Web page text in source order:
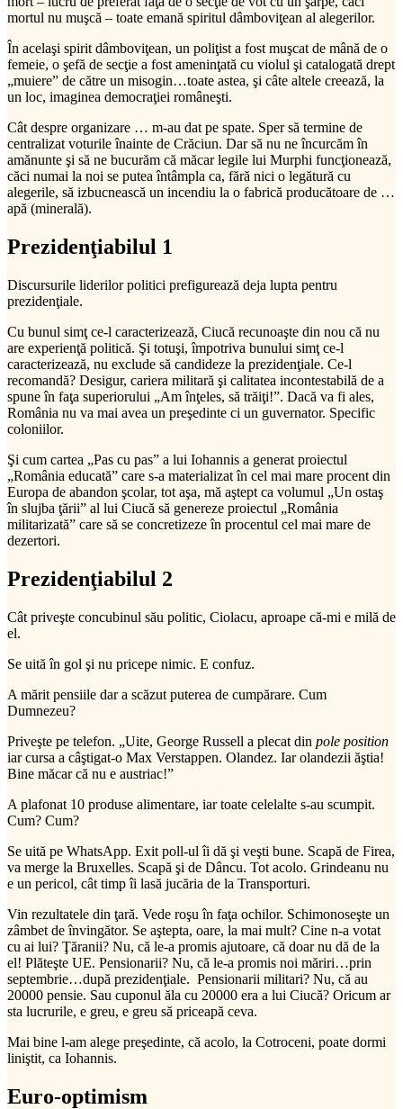
mortul nu muşcă – toate emană spiritul dâmboviţean al alegerilor.
În acelaşi spirit dâmboviţean, un poliţist a fost muşcat de mână de o
femeie, o şefă de secţie a fost ameninţată cu violul şi catalogată drept
„muiere” de către un misogin…toate astea, şi câte altele creează, la
un loc, imaginea democraţiei româneşti.
Cât despre organizare … m-au dat pe spate. Sper să termine de
centralizat voturile înainte de Crăciun. Dar să nu ne încurcăm în
amănunte şi să ne bucurăm că măcar legile lui Murphi funcţionează,
căci numai la noi se putea întâmpla ca, fără nici o legătură cu
alegerile, să izbucnească un incendiu la o fabrică producătoare de …
apă (minerală).
Prezidenţiabilul 1
Discursurile liderilor politici prefigurează deja lupta pentru
prezidenţiale.
Cu bunul simţ ce-l caracterizează, Ciucă recunoaşte din nou că nu
are experienţă politică. Şi totuşi, împotriva bunului simţ ce-l
caracterizează, nu exclude să candideze la prezidenţiale. Ce-l
recomandă? Desigur, cariera militară şi calitatea incontestabilă de a
spune în faţa superiorului „Am înţeles, să trăiţi!”. Dacă va fi ales,
România nu va mai avea un preşedinte ci un guvernator. Specific
coloniilor.
Şi cum cartea „Pas cu pas” a lui Iohannis a generat proiectul
„România educată” care s-a materializat în cel mai mare procent din
Europa de abandon şcolar, tot aşa, mă aştept ca volumul „Un ostaş
în slujba ţării” al lui Ciucă să genereze proiectul „România
militarizată” care să se concretizeze în procentul cel mai mare de
dezertori.
Prezidenţiabilul 2
Cât priveşte concubinul său politic, Ciolacu, aproape că-mi e milă de
el.
Se uită în gol şi nu pricepe nimic. E confuz.
A mărit pensiile dar a scăzut puterea de cumpărare. Cum
Dumnezeu?
Priveşte pe telefon. „Uite, George Russell a plecat din pole position
iar cursa a câştigat-o Max Verstappen. Olandez. Iar olandezii ăştia!
Bine măcar că nu e austriac!”
A plafonat 10 produse alimentare, iar toate celelalte s-au scumpit.
Cum? Cum?
Se uită pe WhatsApp. Exit poll-ul îi dă şi veşti bune. Scapă de Firea,
va merge la Bruxelles. Scapă şi de Dâncu. Tot acolo. Grindeanu nu
e un pericol, cât timp îi lasă jucăria de la Transporturi.
Vin rezultatele din ţară. Vede roşu în faţa ochilor. Schimonoseşte un
zâmbet de învingător. Se aştepta, oare, la mai mult? Cine n-a votat
cu ai lui? Ţăranii? Nu, că le-a promis ajutoare, că doar nu dă de la
el! Plăteşte UE. Pensionarii? Nu, că le-a promis noi măriri…prin
septembrie…după prezidenţiale. Pensionarii militari? Nu, că au
20000 pensie. Sau cuponul ăla cu 20000 era a lui Ciucă? Oricum ar
sta lucrurile, e greu, e greu să priceapă ceva.
Mai bine l-am alege preşedinte, că acolo, la Cotroceni, poate dormi
liniştit, ca Iohannis.
Euro-optimism